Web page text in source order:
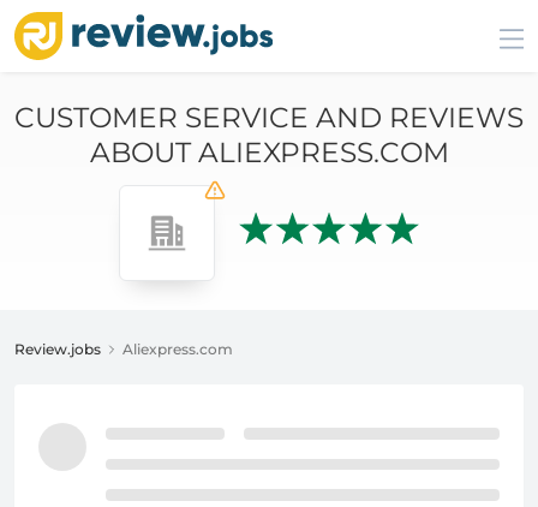
CUSTOMER SERVICE AND REVIEWS
ABOUT ALIEXPRESS.COM
Review.jobs Aliexpress.com